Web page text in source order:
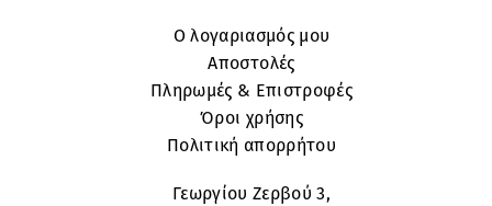
Ο λογαριασμός μου
Αποστολές
Πληρωμές & Επιστροφές
Όροι χρήσης
Πολιτική απορρήτου
Γεωργίου Ζερβού 3,